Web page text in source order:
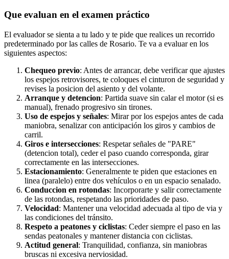
Que evaluan en el examen práctico
El evaluador se sienta a tu lado y te pide que realices un recorrido
predeterminado por las calles de Rosario. Te va a evaluar en los
siguientes aspectos:
Chequeo previo: Antes de arrancar, debe verificar que ajustes
los espejos retrovisores, te coloques el cinturon de seguridad y
revises la posicion del asiento y del volante.
Arranque y detencion: Partida suave sin calar el motor (si es
manual), frenado progresivo sin tirones.
Uso de espejos y señales: Mirar por los espejos antes de cada
maniobra, senalizar con anticipación los giros y cambios de
carril.
Giros e intersecciones: Respetar señales de "PARE"
(detencion total), ceder el paso cuando corresponda, girar
correctamente en las intersecciones.
Estacionamiento: Generalmente te piden que estaciones en
linea (paralelo) entre dos vehículos o en un espacio senalado.
Conduccion en rotondas: Incorporarte y salir correctamente
de las rotondas, respetando las prioridades de paso.
Velocidad: Mantener una velocidad adecuada al tipo de via y
las condiciones del tránsito.
Respeto a peatones y ciclistas: Ceder siempre el paso en las
sendas peatonales y mantener distancia con ciclistas.
Actitud general: Tranquilidad, confianza, sin maniobras
bruscas ni excesiva nerviosidad.